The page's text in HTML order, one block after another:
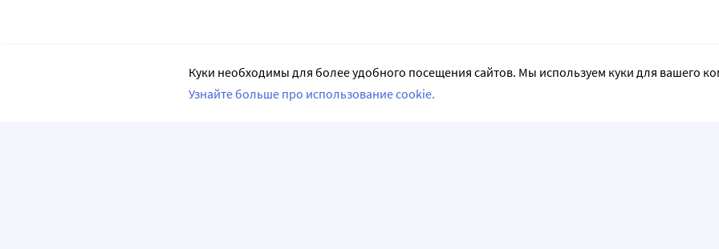
Куки необходимы для более удобного посещения сайтов. Мы используем куки для вашего
Узнайте больше про использование cookie.